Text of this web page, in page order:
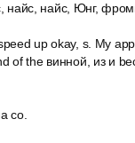
найс, найс, Юнг,
up okay, s. My
of the винной, из и
со.